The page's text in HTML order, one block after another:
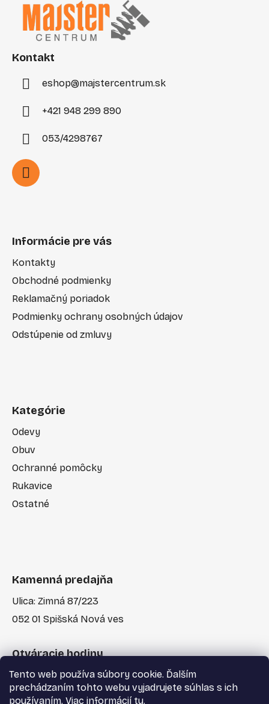
Tento web používa súbory cookie. Ďalším
prechádzaním tohto webu vyjadrujete súhlas s ich
používaním. Viac informácií tu.
Kontakt
eshop@majstercentrum.sk
+421 948 299 890
053/4298767
Informácie pre vás
Kontakty
Obchodné podmienky
Reklamačný poriadok
Podmienky ochrany osobných údajov
Odstúpenie od zmluvy
Kategórie
Odevy
Obuv
Ochranné pomôcky
Rukavice
Ostatné
Kamenná predajňa
Ulica: Zimná 87/223
052 01 Spišská Nová ves
Otváracie hodiny
Po-Pia: 7:30 - 17:00